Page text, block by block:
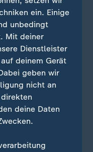
Online-
Chemnitz-
feiert
Kochplatten
ein. Einige
unbedingt
Mit deiner
Dienstleister
deinem Gerät
geben wir
nicht an
deine Daten